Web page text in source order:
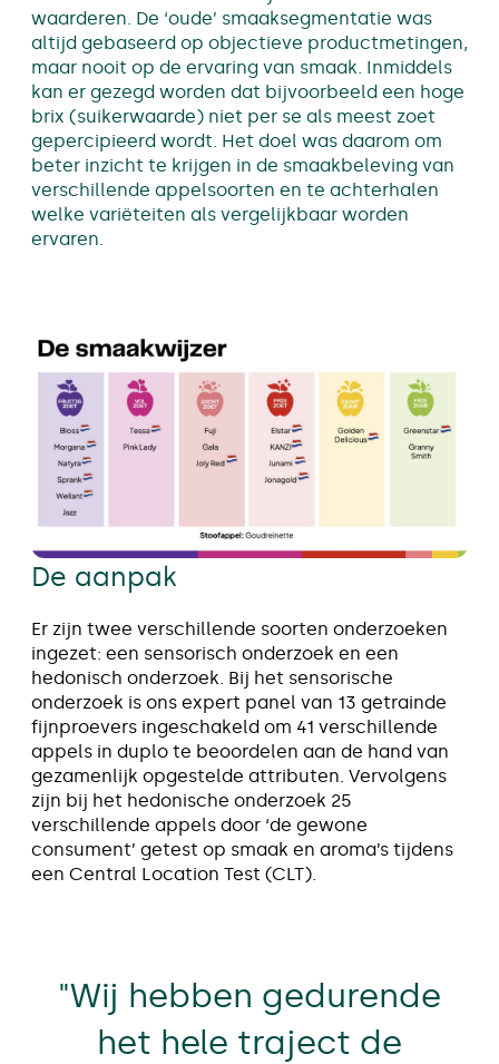
waarderen. De ‘oude’ smaaksegmentatie was
altijd gebaseerd op objectieve productmetingen,
maar nooit op de ervaring van smaak. Inmiddels
kan er gezegd worden dat bijvoorbeeld een hoge
brix (suikerwaarde) niet per se als meest zoet
gepercipieerd wordt. Het doel was daarom om
beter inzicht te krijgen in de smaakbeleving van
verschillende appelsoorten en te achterhalen
welke variëteiten als vergelijkbaar worden
ervaren.
De aanpak
Er zijn twee verschillende soorten onderzoeken
ingezet: een sensorisch onderzoek en een
hedonisch onderzoek. Bij het sensorische
onderzoek is ons expert panel van 13 getrainde
fijnproevers ingeschakeld om 41 verschillende
appels in duplo te beoordelen aan de hand van
gezamenlijk opgestelde attributen. Vervolgens
zijn bij het hedonische onderzoek 25
verschillende appels door ‘de gewone
consument’ getest op smaak en aroma’s tijdens
een Central Location Test (CLT).
"Wij hebben gedurende
het hele traject de